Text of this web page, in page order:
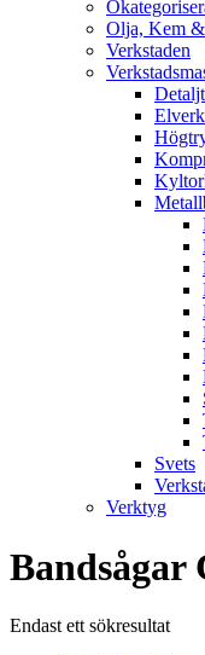
Olja, Kem
Verkstaden
Elverk
Svets
Verktyg
Bandsågar
Endast ett sökresultat